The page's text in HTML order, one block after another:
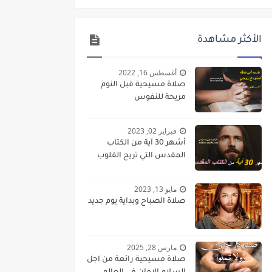
الأكثر مشاهدة
أغسطس 16, 2022
صلاة مسيحية قبل النوم
مريحة للنفوس
فبراير 02, 2023
أشهر 30 آية من الكتاب
المقدس التي تريح القلوب
مايو 13, 2023
صلاة الصباح وبداية يوم جديد
مارس 28, 2025
صلاة مسيحية رائعة من اجل